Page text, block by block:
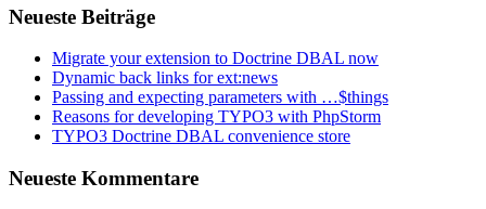
Neueste Beiträge
Migrate your extension to Doctrine DBAL now
Dynamic back links for ext:news
Passing and expecting parameters with …$things
Reasons for developing TYPO3 with PhpStorm
TYPO3 Doctrine DBAL convenience store
Neueste Kommentare